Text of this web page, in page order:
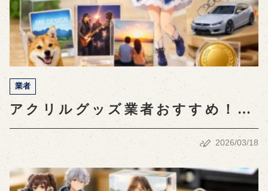
業者
アクリルグッズ業者おすすめ！人
気商品と選び方ガイド
2026/03/18